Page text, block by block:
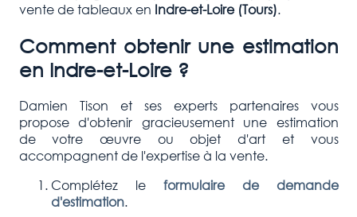
vente de tableaux en Indre-et-Loire (Tours).
Comment obtenir une estimation
en Indre-et-Loire ?
Damien Tison et ses experts partenaires vous
propose d'obtenir gracieusement une estimation
de votre œuvre ou objet d'art et vous
accompagnent de l'expertise à la vente.
Complétez le formulaire de demande
d'estimation.